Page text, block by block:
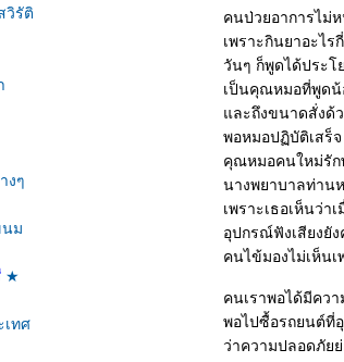
วิรัติ
งๆ
นม
★
เทศ
คนป่วยอาการไม่
เพราะกินยาอะไ
วันๆ ก็พูดได้ประ
เป็นคุณหมอที่พูดน้
ละถึงขนาดสั่งด้ว
พอหมอปฏิบัติเสร็
คุณหมอคนใหม่รัก
นางพยาบาลท่าน
เพราะเธอเห็นว่
อุปกรณ์ฟังเสียงยั
คนไข้มองไม่เห็น
คนเราพอได้มีคว
พอไปซื้อรถยนต์ที่
ว่าความปลอดภัย